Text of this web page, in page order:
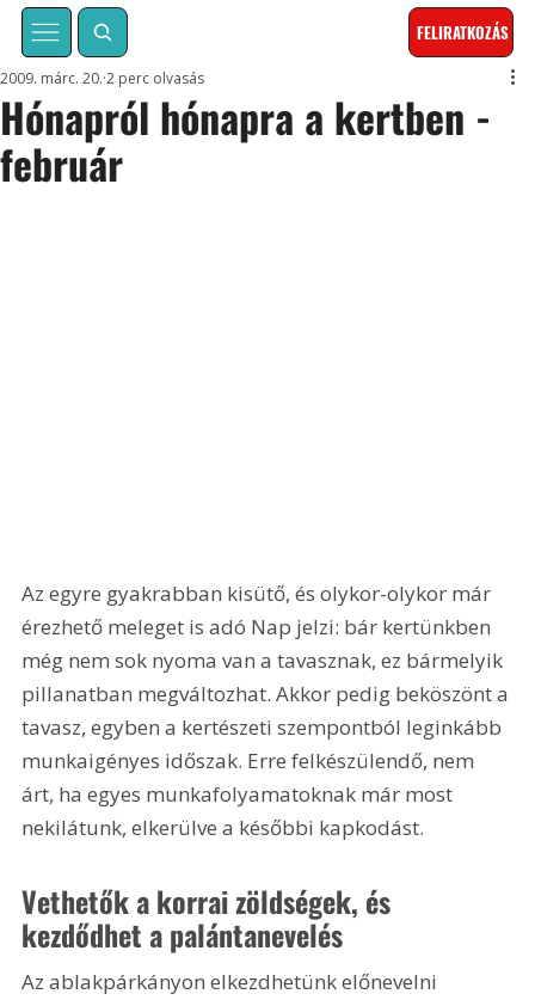
FELIRATKOZÁS
Hónapról hónapra a kertben -
február
2009. márc. 20. 2 perc olvasás
Az egyre gyakrabban kisütő, és olykor-olykor már
érezhető meleget is adó Nap jelzi: bár kertünkben
még nem sok nyoma van a tavasznak, ez bármelyik
pillanatban megváltozhat. Akkor pedig beköszönt a
tavasz, egyben a kertészeti szempontból leginkább
munkaigényes időszak. Erre felkészülendő, nem
árt, ha egyes munkafolyamatoknak már most
nekilátunk, elkerülve a későbbi kapkodást.
Vethetők a korrai zöldségek, és
kezdődhet a palántanevelés
Az ablakpárkányon elkezdhetünk előnevelni